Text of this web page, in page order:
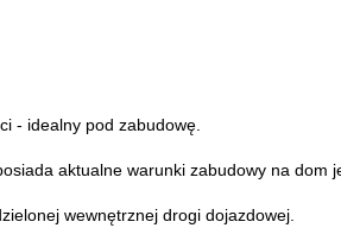
- idealny pod zabudowę.
aktualne warunki zabudowy na dom
wewnętrznej drogi dojazdowej.